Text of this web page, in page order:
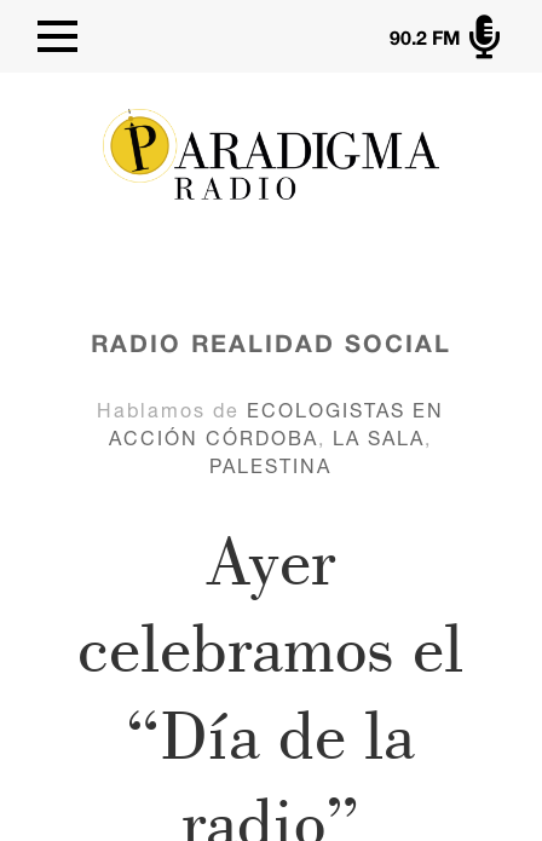

90.2 FM
RADIO REALIDAD SOCIAL
Hablamos de ECOLOGISTAS EN
ACCIÓN CÓRDOBA, LA SALA,
PALESTINA
Ayer
celebramos el
“Día de la
radio”